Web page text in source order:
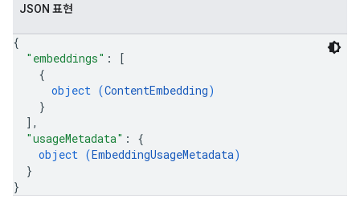
JSON 표현
{
"embeddings" :
[
{
object (ContentEmbedding)
}
] ,
"usageMetadata" : {
object (EmbeddingUsageMetadata)
}
}